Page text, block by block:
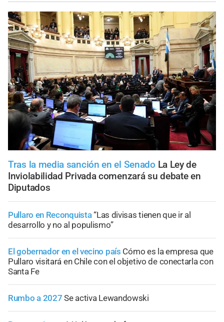
Tras la media sanción en el Senado La Ley de
Inviolabilidad Privada comenzará su debate en
Diputados
Pullaro en Reconquista“Las divisas tienen que ir al
desarrollo y no al populismo”
El gobernador en el vecino país Cómo es la empresa que
Pullaro visitará en Chile con el objetivo de conectarla con
Santa Fe
Rumbo a 2027 Se activa Lewandowski